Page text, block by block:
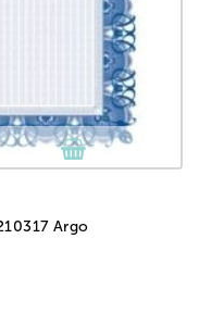
Argo